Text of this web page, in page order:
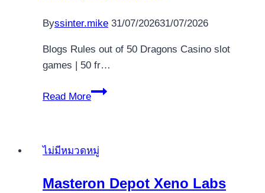
referente
pagina
Byssinter.mike 31/07/202631/07/2026
Blogs Rules out of 50 Dragons Casino slot
games | 50 fr…
Read More
50
the
Play
ไม่มีหมวดหมู่
Masteron Depot Xeno Labs